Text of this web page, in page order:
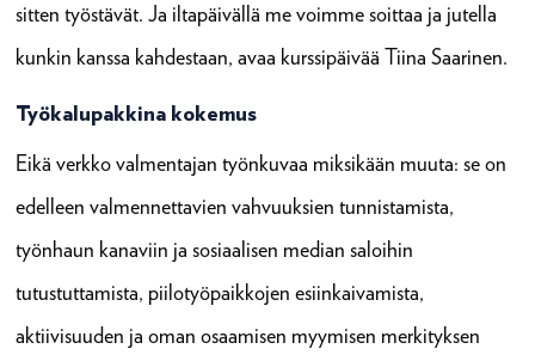
sitten työstävät. Ja iltapäivällä me voimme soittaa ja jutella
kunkin kanssa kahdestaan, avaa kurssipäivää Tiina Saarinen.
Työkalupakkina kokemus
Eikä verkko valmentajan työnkuvaa miksikään muuta: se on
edelleen valmennettavien vahvuuksien tunnistamista,
työnhaun kanaviin ja sosiaalisen median saloihin
tutustuttamista, piilotyöpaikkojen esiinkaivamista,
aktiivisuuden ja oman osaamisen myymisen merkityksen